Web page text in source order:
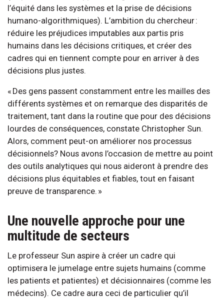
l’équité dans les systèmes et la prise de décisions
humano-algorithmiques). L’ambition du chercheur :
réduire les préjudices imputables aux partis pris
humains dans les décisions critiques, et créer des
cadres qui en tiennent compte pour en arriver à des
décisions plus justes.
« Des gens passent constamment entre les mailles des
différents systèmes et on remarque des disparités de
traitement, tant dans la routine que pour des décisions
lourdes de conséquences, constate Christopher Sun.
Alors, comment peut-on améliorer nos processus
décisionnels? Nous avons l’occasion de mettre au point
des outils analytiques qui nous aideront à prendre des
décisions plus équitables et fiables, tout en faisant
preuve de transparence. »
Une nouvelle approche pour une
multitude de secteurs
Le professeur Sun aspire à créer un cadre qui
optimisera le jumelage entre sujets humains (comme
les patients et patientes) et décisionnaires (comme les
médecins). Ce cadre aura ceci de particulier qu’il